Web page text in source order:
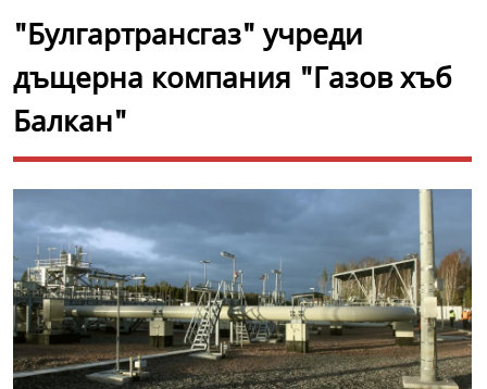
"Булгартрансгаз" учреди
дъщерна компания "Газов хъб
Балкан"